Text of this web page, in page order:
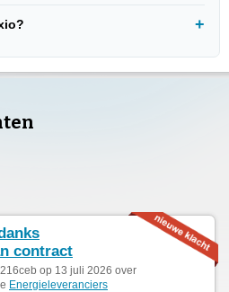
contract
op 13 juli 2026 over
Energieleveranciers